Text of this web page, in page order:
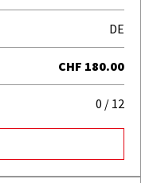
DE
CHF 180.00
0 / 12